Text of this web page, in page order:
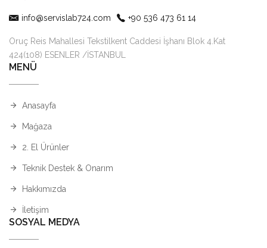
info@servislab724.com +90 536 473 61 14
Oruç Reis Mahallesi Tekstilkent Caddesi İşhanı Blok 4.Kat
424(108) ESENLER /İSTANBUL
MENÜ
Anasayfa
Mağaza
2. El Ürünler
Teknik Destek & Onarım
Hakkımızda
İletişim
SOSYAL MEDYA